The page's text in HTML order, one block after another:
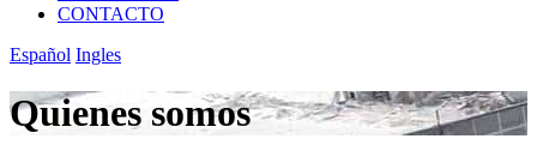
CONTACTO
Español Ingles
Quienes somos